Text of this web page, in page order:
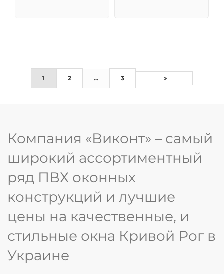
1 2 ... 3
Компания «Виконт» – самый
широкий ассортиментный
ряд ПВХ оконных
конструкций и лучшие
цены на качественные, и
стильные окна Кривой Рог в
Украине